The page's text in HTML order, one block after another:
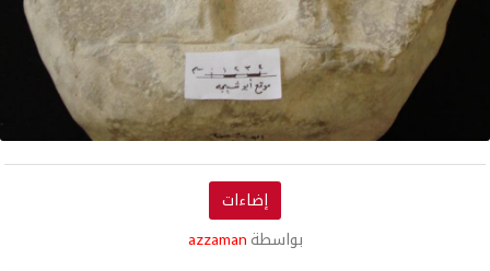
إضاءات
بواسطة azzaman